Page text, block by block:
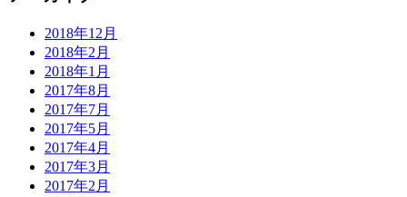
2018年12月
2018年2月
2018年1月
2017年8月
2017年7月
2017年5月
2017年4月
2017年3月
2017年2月